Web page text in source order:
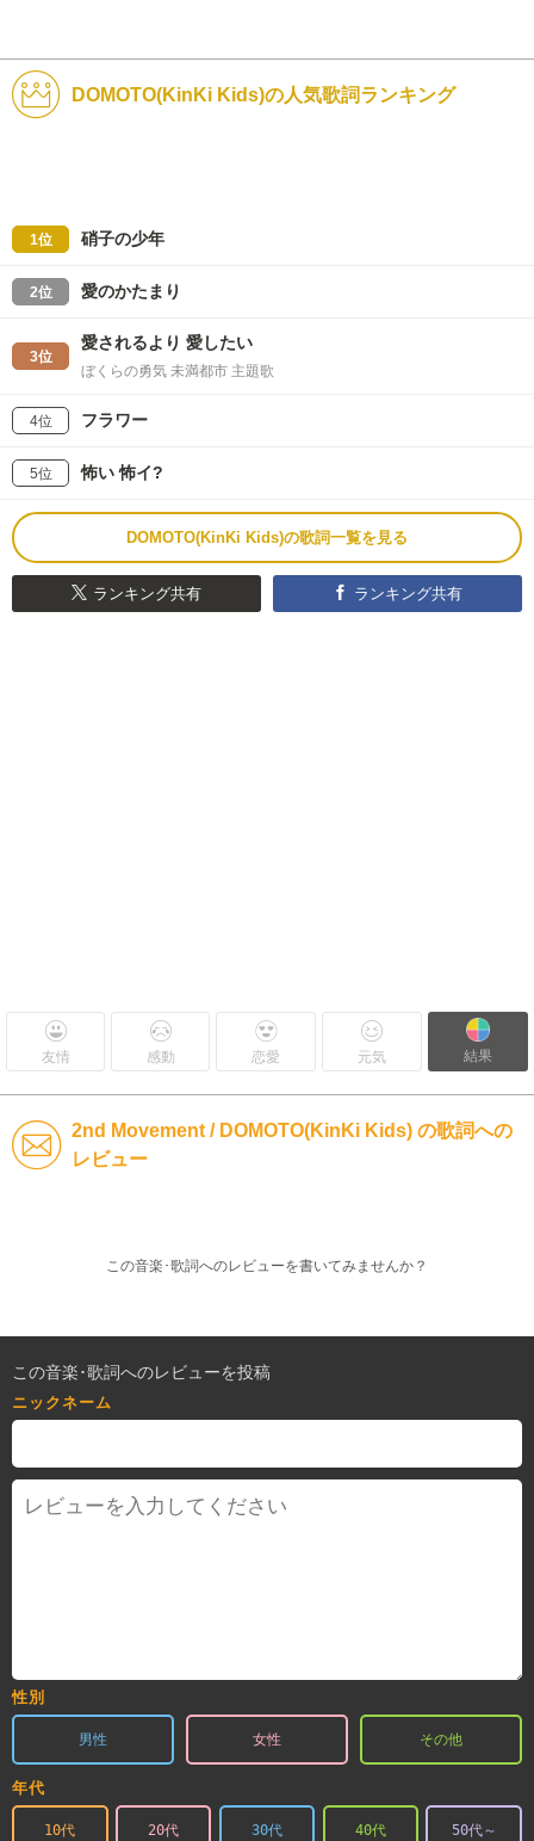
DOMOTO(KinKi Kids)の人気歌詞ランキング
1位 硝子の少年
2位 愛のかたまり
3位
愛されるより 愛したい
ぼくらの勇気 未満都市 主題歌
4位 フラワー
5位 怖い 怖イ?
DOMOTO(KinKi Kids)の歌詞一覧を見る
ランキング共有 ランキング共有
友情 感動 恋愛 元気 結果
2nd Movement / DOMOTO(KinKi Kids) の歌詞への
レビュー
この音楽･歌詞へのレビューを書いてみませんか？
この音楽･歌詞へのレビューを投稿
ニックネーム
性別
男性 女性 その他
年代
10代 20代 30代 40代 50代～